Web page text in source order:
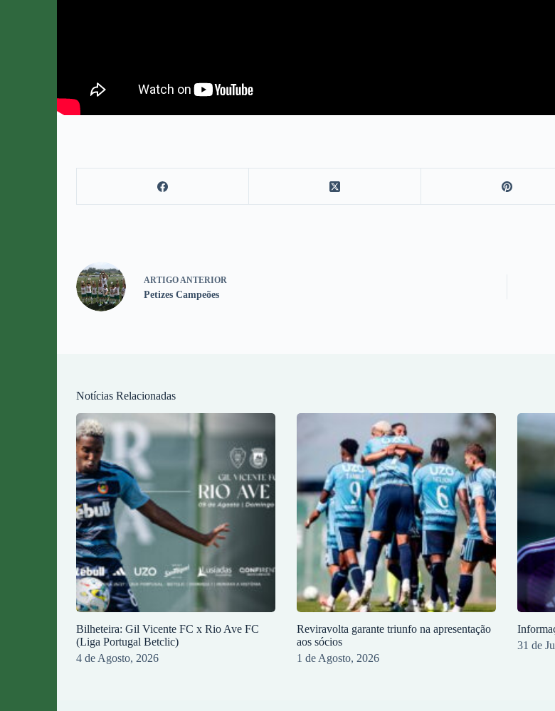
ARTIGO ANTERIOR
Petizes Campeões
Notícias Relacionadas
Bilheteira: Gil Vicente FC x Rio Ave FC
(Liga Portugal Betclic)
4 de Agosto, 2026
Reviravolta garante triunfo na apresentação
aos sócios
1 de Agosto, 2026
31 de